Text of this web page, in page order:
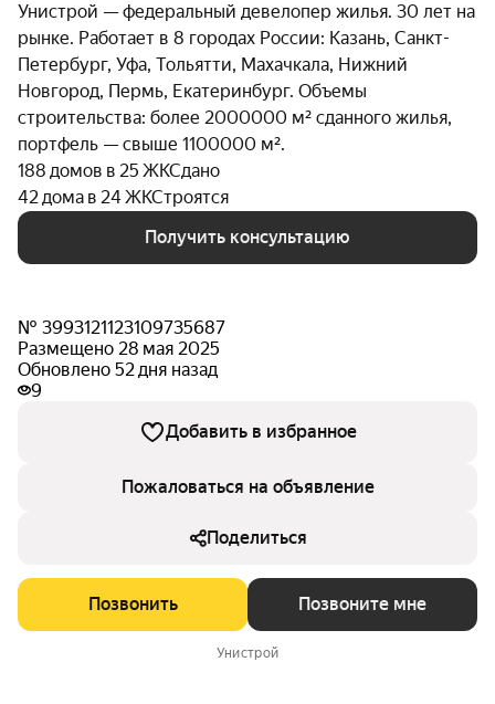
Унистрой — федеральный девелопер жилья. 30 лет на
рынке. Работает в 8 городах России: Казань, Санкт-
Петербург, Уфа, Тольятти, Махачкала, Нижний
Новгород, Пермь, Екатеринбург. Объемы
строительства: более 2000000 м² сданного жилья,
портфель — свыше 1100000 м².
188 домов в 25 ЖКСдано
42 дома в 24 ЖКСтроятся
Получить консультацию
№ 3993121123109735687
Размещено 28 мая 2025
Обновлено 52 дня назад
9
Добавить в избранное
Пожаловаться на объявление
Поделиться
Позвонить Позвоните мне
Унистрой